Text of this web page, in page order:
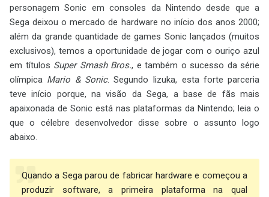
personagem Sonic em consoles da Nintendo desde que a
Sega deixou o mercado de hardware no início dos anos 2000;
além da grande quantidade de games Sonic lançados (muitos
exclusivos), temos a oportunidade de jogar com o ouriço azul
em títulos Super Smash Bros., e também o sucesso da série
olímpica Mario & Sonic. Segundo Iizuka, esta forte parceria
teve início porque, na visão da Sega, a base de fãs mais
apaixonada de Sonic está nas plataformas da Nintendo; leia o
que o célebre desenvolvedor disse sobre o assunto logo
abaixo.
Quando a Sega parou de fabricar hardware e começou a
produzir software, a primeira plataforma na qual